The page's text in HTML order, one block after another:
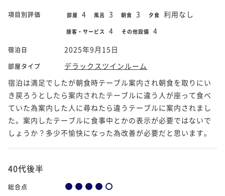
項目別評価 部屋 4 風呂 3 朝食 3 夕食 利用なし
接客・サービス 4 その他設備 4
宿泊日 2025年9月15日
部屋タイプ
デラックスツインルーム
宿泊は満足でしたが朝食時テーブル案内され朝食を取りにい
き戻ろうとしたら案内されたテーブルに違う人が座って食べ
ていた為案内した人に尋ねたら違うテーブルに案内されまし
た。案内したテーブルに食事中とかの表示が必要ではないで
しょうか？多少不愉快になった為改善が必要だと思います。
40代後半
総合点